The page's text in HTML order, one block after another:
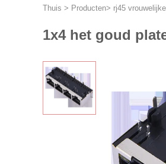
Thuis > Producten> rj45
1x4 het goud